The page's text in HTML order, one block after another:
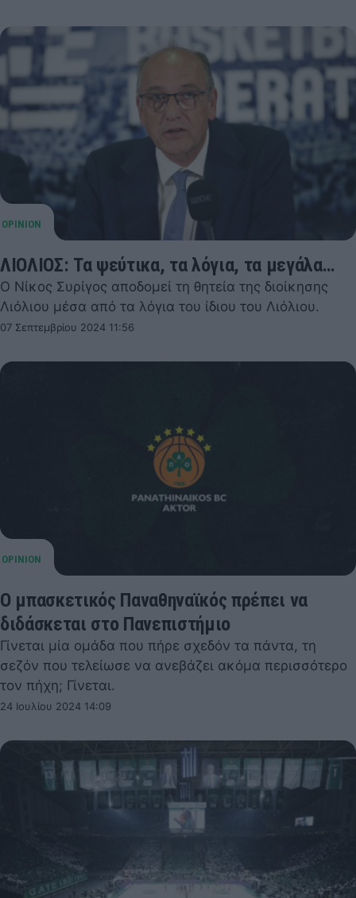
ΛΙΟΛΙΟΣ: Τα ψεύτικα, τα λόγια, τα μεγάλα…
Ο Νίκος Συρίγος αποδομεί τη θητεία της διοίκησης
Λιόλιου μέσα από τα λόγια του ίδιου του Λιόλιου.
07 Σεπτεμβρίου 2024 11:56
Ο μπασκετικός Παναθηναϊκός πρέπει να
διδάσκεται στο Πανεπιστήμιο
Γίνεται μία ομάδα που πήρε σχεδόν τα πάντα, τη
σεζόν που τελείωσε να ανεβάζει ακόμα περισσότερο
τον πήχη; Γίνεται.
24 Ιουλίου 2024 14:09